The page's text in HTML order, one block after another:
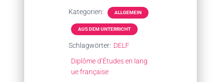
Kategorien: ALLGEMEIN
AUS DEM UNTERRICHT
Schlagwörter: DELF
Diplôme d’Études en lang
ue française